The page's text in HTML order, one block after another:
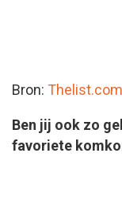
Bron: Thelist.com
Ben jij ook zo
favoriete